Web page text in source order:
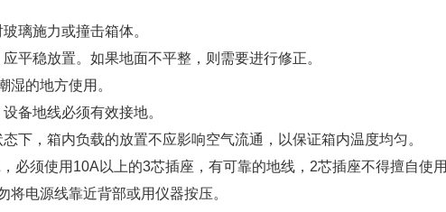
璃施力或撞击箱体。
平稳放置。如果地面不平整，则需要进行修正。
湿的地方使用。
备地线必须有效接地。
下，箱内负载的放置不应影响空气流通，以保证箱内温度均匀。
必须使用10A以上的3芯插座，有可靠的地线，2芯插座不得擅自使用
将电源线靠近背部或用仪器按压。